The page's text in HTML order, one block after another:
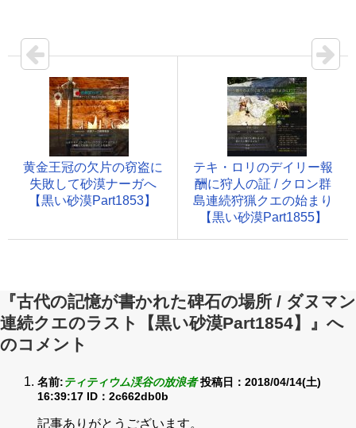
黄金王冠の欠片の窃盗に
失敗して砂漠ナーガへ
【黒い砂漠Part1853】
テキ・ロリのデイリー報
酬に狩人の証 / クロン群
島連続狩猟クエの始まり
【黒い砂漠Part1855】
『古代の記憶が書かれた碑石の場所 / ダヌマン
連続クエのラスト【黒い砂漠Part1854】』へ
のコメント
名前:ティティウム渓谷の放浪者 投稿日：2018/04/14(土)
16:39:17 ID：2c662db0b
記事ありがとうございます。